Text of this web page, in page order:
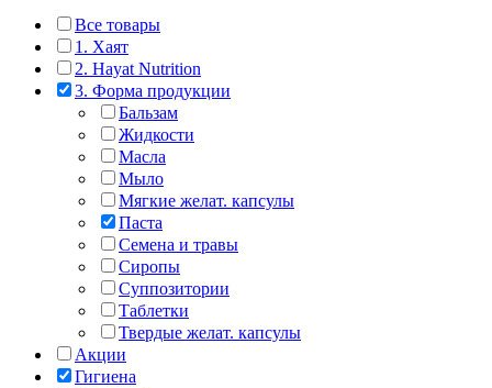
Все товары
1. Хаят
2. Hayat Nutrition
3. Форма продукции
Бальзам
Жидкости
Масла
Мыло
Мягкие желат. капсулы
Паста
Семена и травы
Сиропы
Суппозитории
Таблетки
Твердые желат. капсулы
Акции
Гигиена